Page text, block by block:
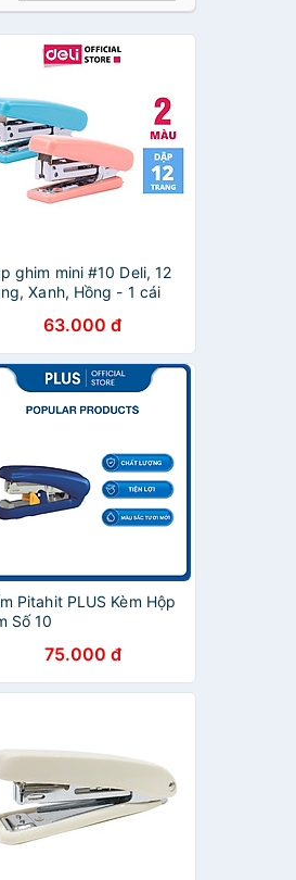
ghim mini #10 Deli, 12
Xanh, Hồng - 1 cái
63.000 đ
Pitahit PLUS Kèm Hộp
Số 10
75.000 đ